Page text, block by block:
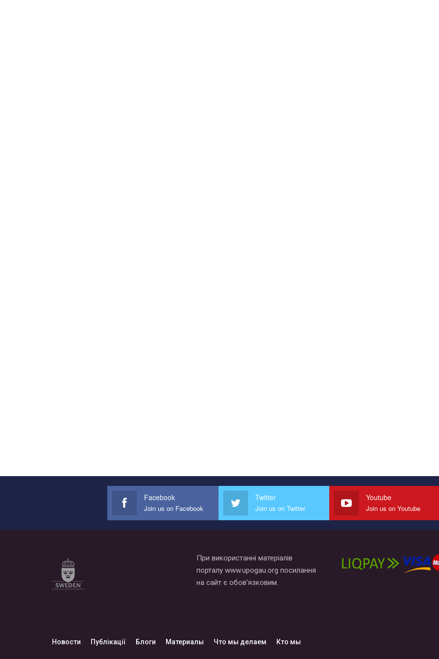
Facebook
Join us on Facebook
Twitter
Join us on Twitter
Youtube
Join us on Youtube
При використанні матеріалів
порталу www.upogau.org посилання
на сайт є обов’язковим.
Новости Публікації Блоги Материалы Что мы делаем Кто мы